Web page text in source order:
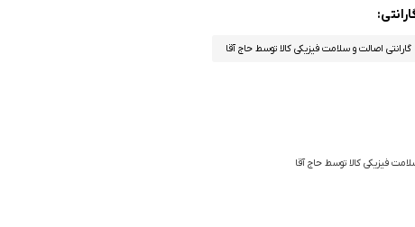
گارانتی اصالت و سلامت فیزیکی کالا توسط حاج آقا
فیزیکی کالا توسط حاج آقا